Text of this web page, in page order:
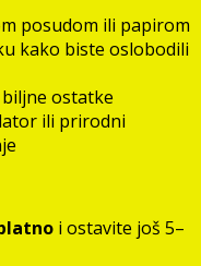
posudom ili papirom
kako biste oslobodili
ostatke
ili prirodni
i ostavite još 5–